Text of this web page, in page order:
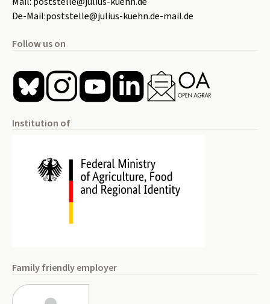
De-Mail:poststelle@julius-kuehn.de-mail.de
Follow us on
Institution of
Family friendly employer